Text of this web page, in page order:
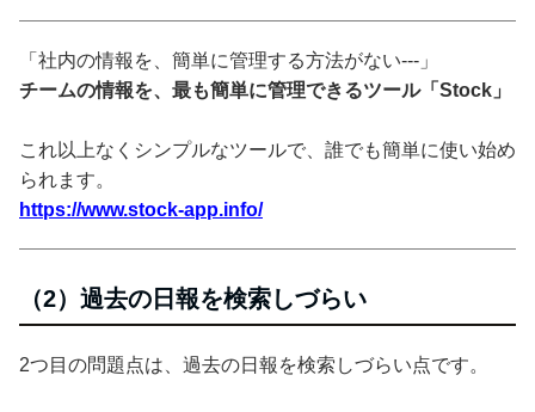
「社内の情報を、簡単に管理する方法がない---」
チームの情報を、最も簡単に管理できるツール「Stock」
これ以上なくシンプルなツールで、誰でも簡単に使い始め
られます。
https://www.stock-app.info/
（2）過去の日報を検索しづらい
2つ目の問題点は、過去の日報を検索しづらい点です。